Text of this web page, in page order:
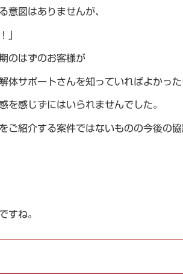
意図はありませんが、
」
のはずのお客様が
体サポートさんを知っていればよかっ
を感じずにはいられませんでした。
ご紹介する案件ではないものの今後の
すね。